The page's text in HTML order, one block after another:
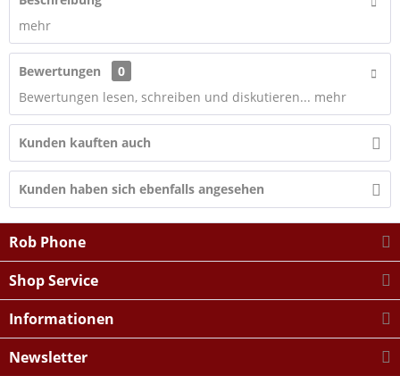
mehr
Bewertungen
0
Bewertungen lesen, schreiben und diskutieren... mehr
Kunden kauften auch
Kunden haben sich ebenfalls angesehen
Rob Phone
Shop Service
Informationen
Newsletter